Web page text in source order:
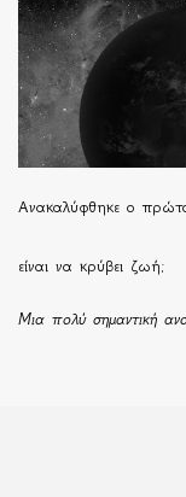
Ανακαλύφθηκε ο
είναι να κρύβει ζωή;
Μια πολύ σημαντική